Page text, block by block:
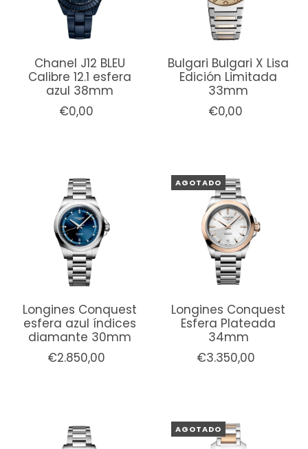
Chanel J12 BLEU
Calibre 12.1 esfera
azul 38mm
€0,00
Bulgari Bulgari X Lisa
Edición Limitada
33mm
€0,00
Longines Conquest
esfera azul índices
diamante 30mm
€2.850,00
AGOTADO
Longines Conquest
Esfera Plateada
34mm
€3.350,00
AGOTADO